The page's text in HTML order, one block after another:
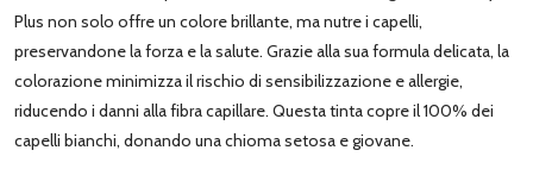
Plus non solo offre un colore brillante, ma nutre i capelli,
preservandone la forza e la salute. Grazie alla sua formula delicata, la
colorazione minimizza il rischio di sensibilizzazione e allergie,
riducendo i danni alla fibra capillare. Questa tinta copre il 100% dei
capelli bianchi, donando una chioma setosa e giovane.